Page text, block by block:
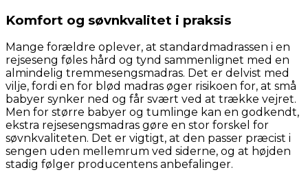
Komfort og søvnkvalitet i praksis
Mange forældre oplever, at standardmadrassen i en
rejseseng føles hård og tynd sammenlignet med en
almindelig tremmesengsmadras. Det er delvist med
vilje, fordi en for blød madras øger risikoen for, at små
babyer synker ned og får svært ved at trække vejret.
Men for større babyer og tumlinge kan en godkendt,
ekstra rejsesengsmadras gøre en stor forskel for
søvnkvaliteten. Det er vigtigt, at den passer præcist i
sengen uden mellemrum ved siderne, og at højden
stadig følger producentens anbefalinger.